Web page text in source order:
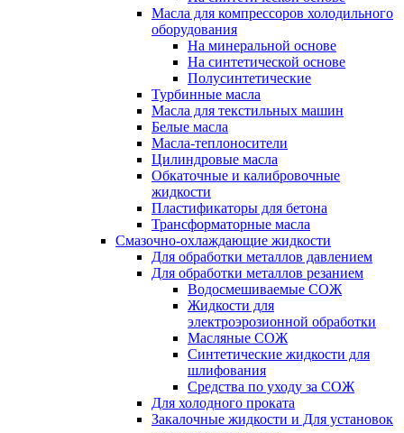
Масла для компрессоров холодильного
оборудования
На минеральной основе
На синтетической основе
Полусинтетические
Турбинные масла
Масла для текстильных машин
Белые масла
Масла-теплоносители
Цилиндровые масла
Обкаточные и калибровочные
жидкости
Пластификаторы для бетона
Трансформаторные масла
Смазочно-охлаждающие жидкости
Для обработки металлов давлением
Для обработки металлов резанием
Водосмешиваемые СОЖ
Жидкости для
электроэрозионной обработки
Масляные СОЖ
Синтетические жидкости для
шлифования
Средства по уходу за СОЖ
Для холодного проката
Закалочные жидкости и Для установок